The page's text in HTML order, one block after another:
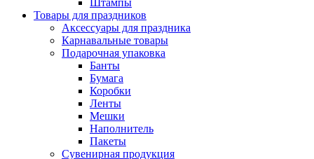
Штампы
Товары для праздников
Аксессуары для праздника
Карнавальные товары
Подарочная упаковка
Банты
Бумага
Коробки
Ленты
Мешки
Наполнитель
Пакеты
Сувенирная продукция